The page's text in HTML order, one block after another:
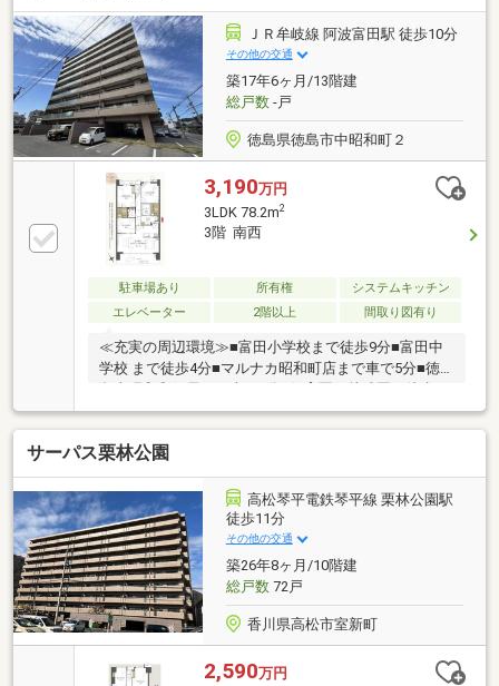
ＪＲ牟岐線 阿波富田駅 徒歩10分
その他の交通
築17年6ヶ月/13階建
総戸数-戸
徳島県徳島市中昭和町２
3,190万円
3LDK 78.2m2
3階 南西
駐車場あり 所有権
システムキッチン
エレベーター
2階以上 間取り図有り
≪充実の周辺環境≫■富田小学校まで徒歩9分■富田中
学校 まで徒歩4分■マルナカ昭和町店まで車で5分■徳
分圏内に多数■徒歩10分圏内に病院も多数■スーパー・
ドラッグストア・コンビニ徒歩5分圏内≪収納豊富な
住みやすい間取り≫■収納豊富な3LDK■LDK17.1帖■雨
でも安心のインナーバルコニー本日ご案内可能です♪
サーパス栗林公園
高松琴平電鉄琴平線 栗林公園駅
徒歩11分
その他の交通
築26年8ヶ月/10階建
総戸数72戸
香川県高松市室新町
2,590万円